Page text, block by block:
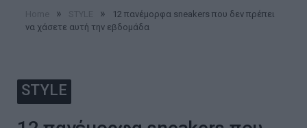
» »
12 πανέμορφα sneakers που δεν πρέπει
να χάσετε αυτή την εβδομάδα
STYLE